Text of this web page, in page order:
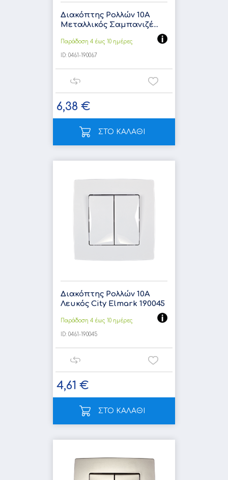
Διακόπτης Ρολλών 10A
Μεταλλικός Σαμπανιζέ...
Παράδοση 4 έως 10 ημέρες
ID: 0461-190067
6,38 €
ΣΤΟ ΚΑΛΑΘΙ
Διακόπτης Ρολλών 10A
Λευκός City Elmark 190045
Παράδοση 4 έως 10 ημέρες
ID: 0461-190045
4,61 €
ΣΤΟ ΚΑΛΑΘΙ